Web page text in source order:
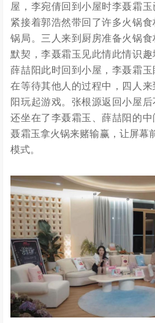
屋，李宛倩回到小屋时李聂霜玉
紧接着郭浩然带回了许多火锅
锅局。三人来到厨房准备火锅
默契，李聂霜玉见此情此情识趣
薛喆阳此时回到小屋，李聂霜玉
在等待其他人的过程中，四人
阳玩起游戏。张根源返回小屋后
还坐在了李聂霜玉、薛喆阳的
聂霜玉拿火锅来赌输赢，让屏幕
模式。